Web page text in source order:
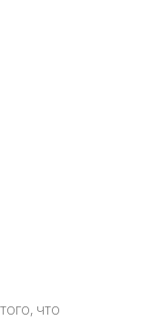
что